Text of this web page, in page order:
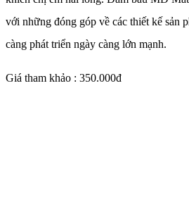
với những đóng góp về các thiết kế sản
càng phát triển ngày càng lớn mạnh.
Giá tham khảo : 350.000đ